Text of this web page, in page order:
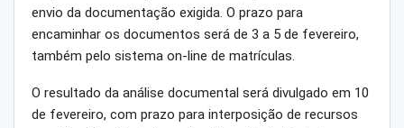
envio da documentação exigida. O prazo para
encaminhar os documentos será de 3 a 5 de fevereiro,
também pelo sistema on-line de matrículas.
O resultado da análise documental será divulgado em 10
de fevereiro, com prazo para interposição de recursos